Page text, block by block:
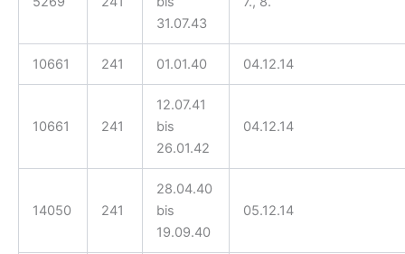
31.07.43
10661 241 01.01.40 04.12.14
10661 241
12.07.41
bis
26.01.42
04.12.14
14050 241
28.04.40
bis
19.09.40
05.12.14